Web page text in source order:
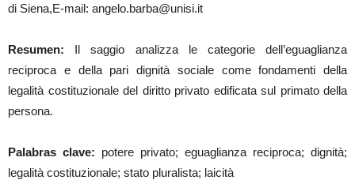
di Siena,E-mail: angelo.barba@unisi.it
Resumen: Il saggio analizza le categorie dell’eguaglianza
reciproca e della pari dignità sociale come fondamenti della
legalità costituzionale del diritto privato edificata sul primato della
persona.
Palabras clave: potere privato; eguaglianza reciproca; dignità;
legalità costituzionale; stato pluralista; laicità